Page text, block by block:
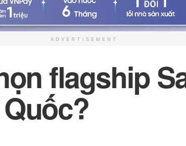
ADVERTISEMENT
flagship